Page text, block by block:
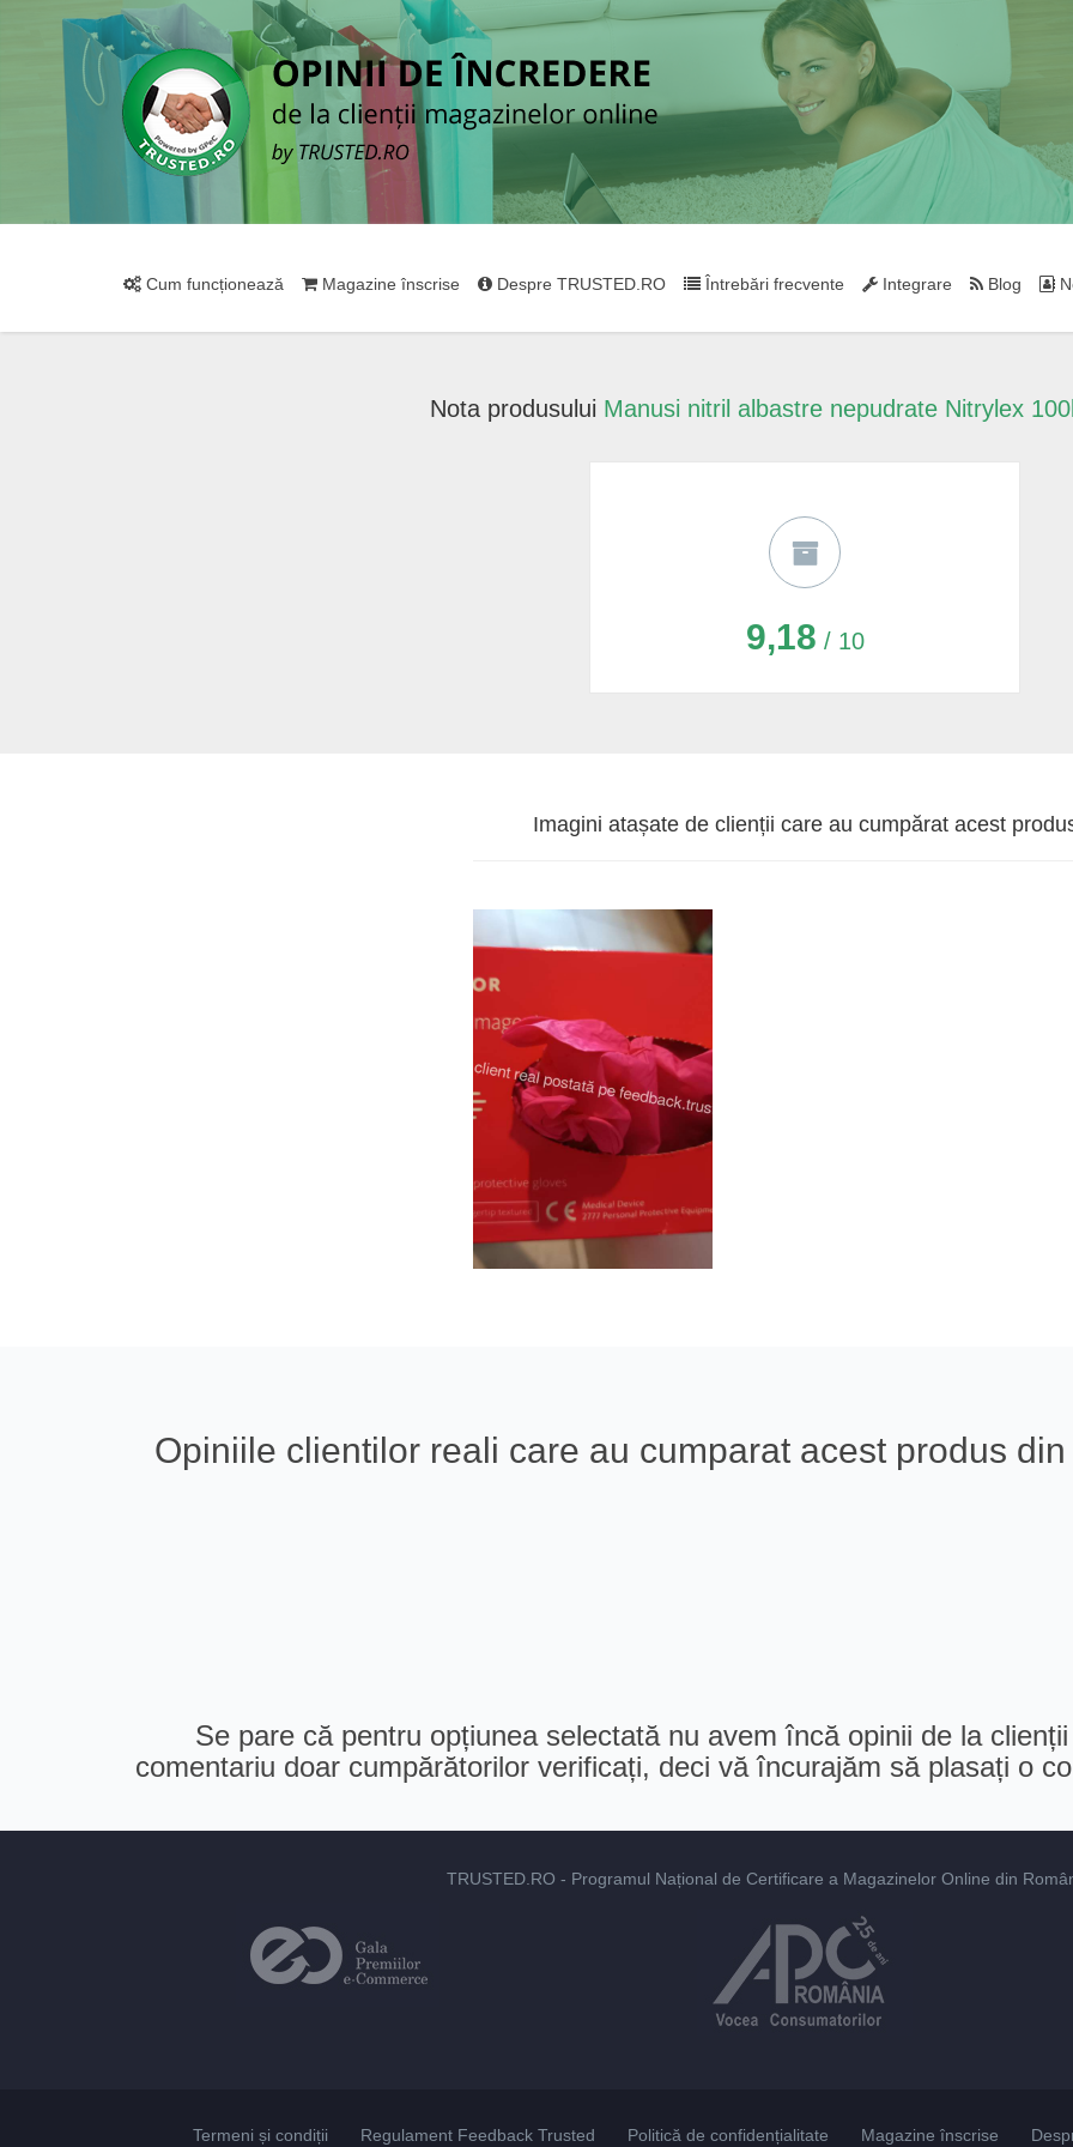
Cum funcționează Magazine înscrise Despre TRUSTED.RO Întrebări frecvente Integrare Blog
Nota produsului Manusi nitril albastre nepudrate Nitrylex
9,18 / 10
Imagini atașate de clienții care au cumpărat acest
Opiniile clientilor reali care au cumparat acest produs
Se pare că pentru opțiunea selectată nu avem încă opinii de la
comentariu doar cumpărătorilor verificați, deci vă încurajăm să plasați o
TRUSTED.RO - Programul Național de Certificare a Magazinelor Online din
Termeni și condiții Regulament Feedback Trusted Politică de confidențialitate Magazine înscrise